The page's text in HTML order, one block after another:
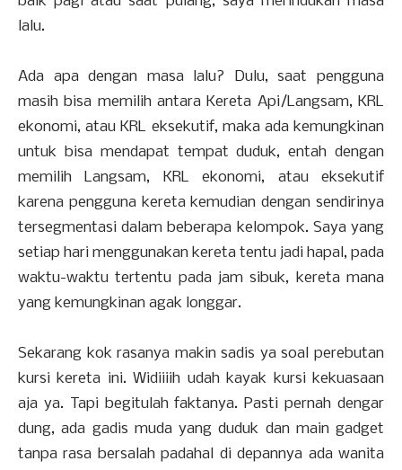
lalu.
Ada apa dengan masa lalu? Dulu, saat pengguna
masih bisa memilih antara Kereta Api/Langsam, KRL
ekonomi, atau KRL eksekutif, maka ada kemungkinan
untuk bisa mendapat tempat duduk, entah dengan
memilih Langsam, KRL ekonomi, atau eksekutif
karena pengguna kereta kemudian dengan sendirinya
tersegmentasi dalam beberapa kelompok. Saya yang
setiap hari menggunakan kereta tentu jadi hapal, pada
waktu-waktu tertentu pada jam sibuk, kereta mana
yang kemungkinan agak longgar.
Sekarang kok rasanya makin sadis ya soal perebutan
kursi kereta ini. Widiiiih udah kayak kursi kekuasaan
aja ya. Tapi begitulah faktanya. Pasti pernah dengar
dung, ada gadis muda yang duduk dan main gadget
tanpa rasa bersalah padahal di depannya ada wanita